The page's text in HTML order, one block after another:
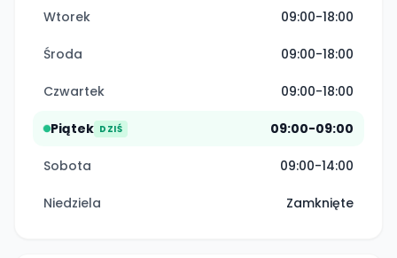
Wtorek 09:00-18:00
Środa 09:00-18:00
Czwartek 09:00-18:00
Piątek DZIŚ 09:00-09:00
Sobota 09:00-14:00
Niedziela Zamknięte